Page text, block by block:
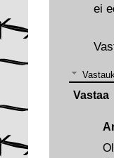
ei
Vastaa